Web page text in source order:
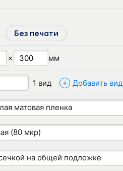
Без печати
✗ мм
1 вид + Добавить вид
матовая пленка
(80 мкр)
на общей подложке